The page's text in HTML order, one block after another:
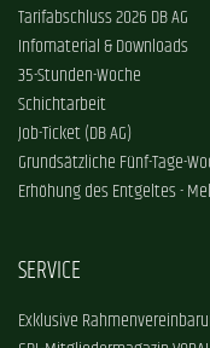
Tarifabschluss 2026 DB AG
Infomaterial & Downloads
35-Stunden-Woche
Schichtarbeit
Job-Ticket (DB AG)
Grundsätzliche Fünf-Tage-
Erhöhung des Entgeltes -
SERVICE
Exklusive